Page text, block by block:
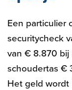
Een particulier
securitycheck
van € 8.870 bij
schoudertas €
Het geld wordt